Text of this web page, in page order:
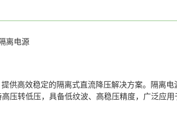
离电源
高效稳定的隔离式直流降压解决方案。隔离电
压转低压，具备低纹波、高稳压精度，广泛应